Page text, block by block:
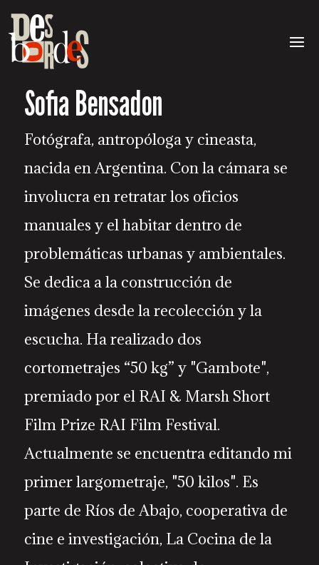
Sofia Bensadon
Fotógrafa, antropóloga y cineasta,
nacida en Argentina. Con la cámara se
involucra en retratar los oficios
manuales y el habitar dentro de
problemáticas urbanas y ambientales.
Se dedica a la construcción de
imágenes desde la recolección y la
escucha. Ha realizado dos
cortometrajes “50 kg” y "Gambote",
premiado por el RAI & Marsh Short
Film Prize RAI Film Festival.
Actualmente se encuentra editando mi
primer largometraje, "50 kilos". Es
parte de Ríos de Abajo, cooperativa de
cine e investigación, La Cocina de la